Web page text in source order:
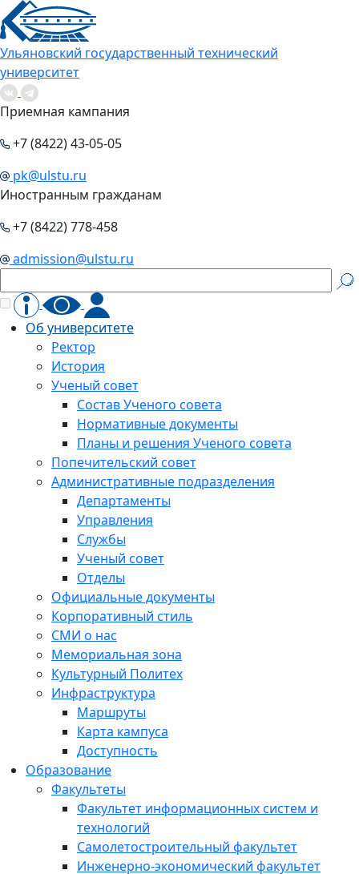
Ульяновский государственный технический
университет
Приемная кампания
+7 (8422) 43-05-05
pk@ulstu.ru
Иностранным гражданам
+7 (8422) 778-458
admission@ulstu.ru
Об университете
Ректор
История
Ученый совет
Состав Ученого совета
Нормативные документы
Планы и решения Ученого совета
Попечительский совет
Административные подразделения
Департаменты
Управления
Службы
Ученый совет
Отделы
Официальные документы
Корпоративный стиль
СМИ о нас
Мемориальная зона
Культурный Политех
Инфраструктура
Маршруты
Карта кампуса
Доступность
Образование
Факультеты
Факультет информационных систем и
технологий
Самолетостроительный факультет
Инженерно-экономический факультет